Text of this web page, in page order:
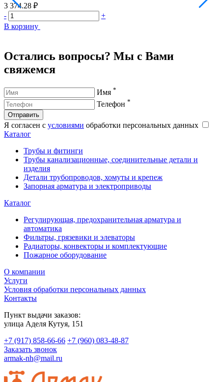
3 374.28 ₽
-
+
В корзину
Остались вопросы? Мы с Вами
свяжемся
Имя *
Телефон *
Отправить
Я согласен с условиями обработки персональных данных
Каталог
Трубы и фитинги
Трубы канализационные, соединительные детали и
изделия
Детали трубопроводов, хомуты и крепеж
Запорная арматура и электроприводы
Каталог
Регулирующая, предохранительная арматура и
автоматика
Фильтры, грязевики и элеваторы
Радиаторы, конвекторы и комплектующие
Пожарное оборудование
О компании
Услуги
Условия обработки персональных данных
Контакты
Пункт выдачи заказов:
​улица Аделя Кутуя, 151
+7 (917) 858-66-66 +7 (960) 083-48-87
Заказать звонок
armak-nh@mail.ru